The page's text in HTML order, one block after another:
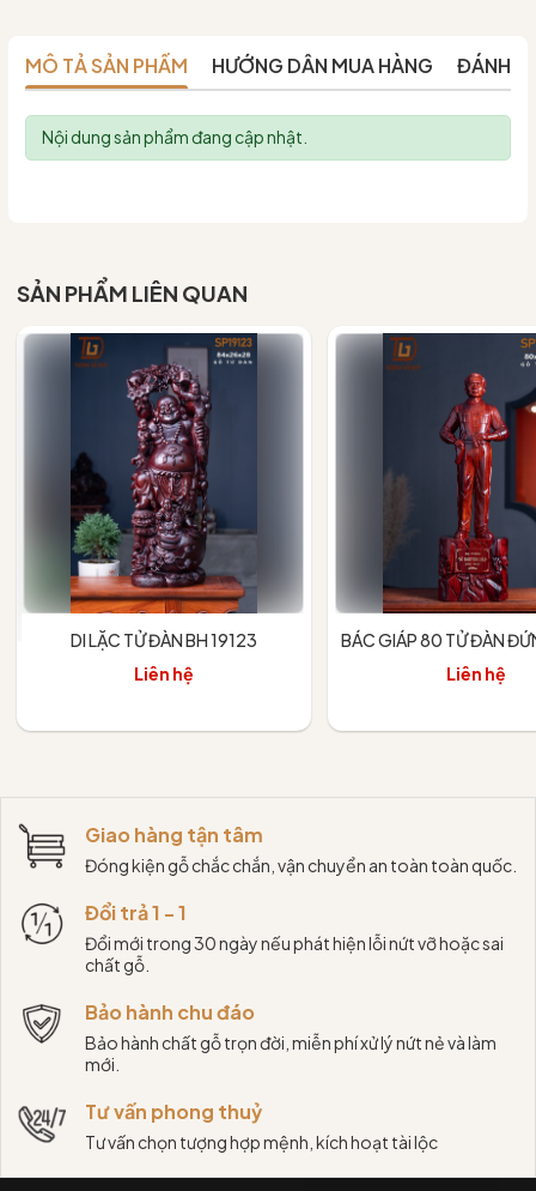
MÔ TẢ SẢN PHẨM HƯỚNG DẪN MUA HÀNG ĐÁNH
Nội dung sản phẩm đang cập nhật.
SẢN PHẨM LIÊN QUAN
DI LẶC TỬ ĐÀN BH 19123
Liên hệ
BÁC GIÁP 80 TỬ ĐÀN
Liên hệ
Giao hàng tận tâm
Đóng kiện gỗ chắc chắn, vận chuyển an toàn toàn quốc.
Đổi trả 1 - 1
Đổi mới trong 30 ngày nếu phát hiện lỗi nứt vỡ hoặc sai
chất gỗ.
Bảo hành chu đáo
Bảo hành chất gỗ trọn đời, miễn phí xử lý nứt nẻ và làm
mới.
Tư vấn phong thuỷ
Tư vấn chọn tượng hợp mệnh, kích hoạt tài lộc